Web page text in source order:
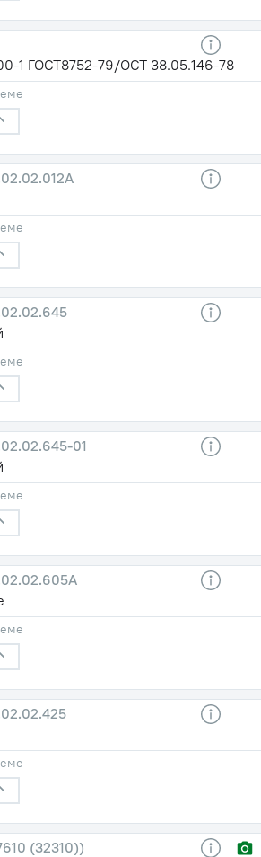
1 ГОСТ8752-79/ОСТ 38.05.146-78
01
(32310))